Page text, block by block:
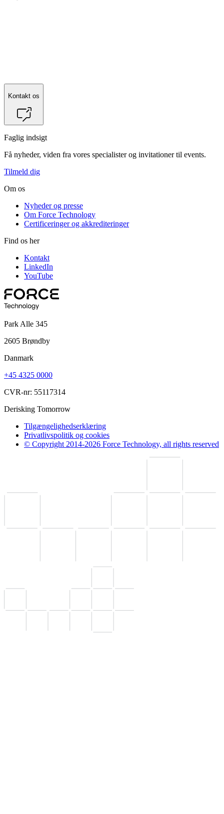
Kontakt os
Faglig indsigt
Få nyheder, viden fra vores specialister og invitationer til events.
Tilmeld dig
Om os
Nyheder og presse
Om Force Technology
Certificeringer og akkrediteringer
Find os her
Kontakt
LinkedIn
YouTube
Park Alle 345
2605 Brøndby
Danmark
+45 4325 0000
CVR-nr: 55117314
Derisking Tomorrow
Tilgængelighedserklæring
Privatlivspolitik og cookies
© Copyright 2014-2026 Force Technology, all rights reserved